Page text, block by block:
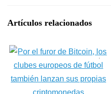
Artículos relacionados